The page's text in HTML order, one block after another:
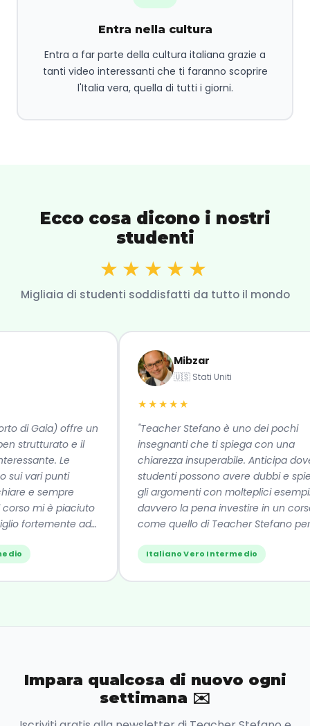
Entra nella cultura
Entra a far parte della cultura italiana grazie a
tanti video interessanti che ti faranno scoprire
l'Italia vera, quella di tutti i giorni.
Ecco cosa dicono i nostri
studenti
★★★★★
Migliaia di studenti soddisfatti da tutto il mondo
di Gaia) offre un
strutturato e il
Le
vari punti
e sempre
mi è piaciuto
fortemente ad
Mibzar
🇺🇸 Stati Uniti
★★★★★
"Teacher Stefano è uno dei pochi
insegnanti che ti spiega con una
chiarezza insuperabile. Anticipa dove
studenti possono avere dubbi e
gli argomenti con molteplici esempi.
davvero la pena investire in un corso
come quello di Teacher Stefano
consiglio!"
Italiano Vero Intermedio
Impara qualcosa di nuovo ogni
settimana ✉️